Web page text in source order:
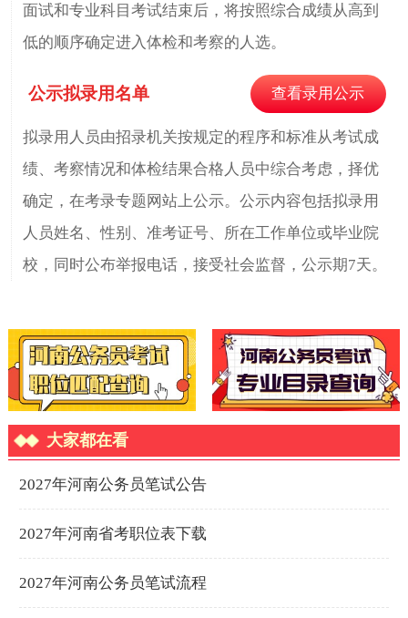
面试和专业科目考试结束后，将按照综合成绩从高到
低的顺序确定进入体检和考察的人选。
公示拟录用名单 查看录用公示
拟录用人员由招录机关按规定的程序和标准从考试成
绩、考察情况和体检结果合格人员中综合考虑，择优
确定，在考录专题网站上公示。公示内容包括拟录用
人员姓名、性别、准考证号、所在工作单位或毕业院
校，同时公布举报电话，接受社会监督，公示期7天。